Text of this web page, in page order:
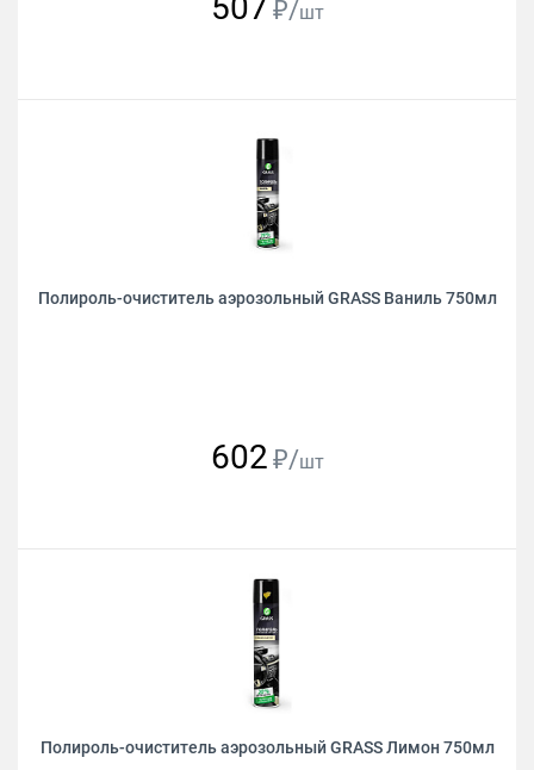
₽/шт
Полироль-очиститель аэрозольный GRASS Ваниль 750мл
602 ₽/шт
Полироль-очиститель аэрозольный GRASS Лимон 750мл